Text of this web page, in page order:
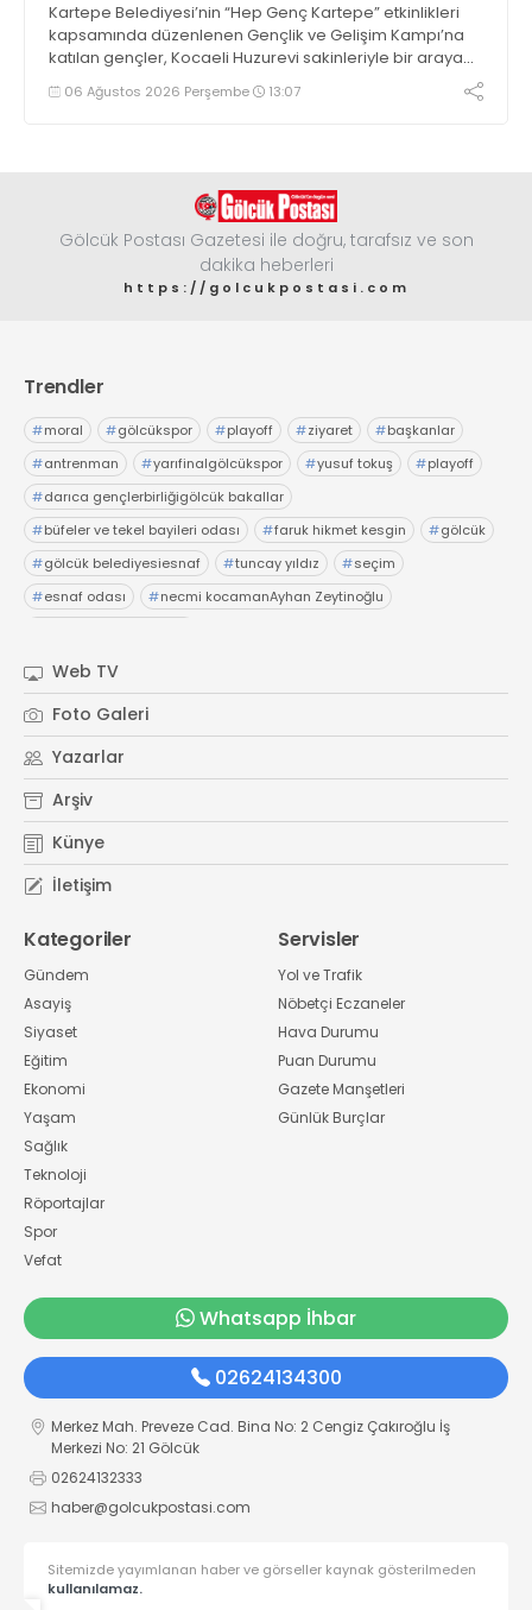
Kartepe Belediyesi’nin “Hep Genç Kartepe” etkinlikleri
kapsamında düzenlenen Gençlik ve Gelişim Kampı’na
katılan gençler, Kocaeli Huzurevi sakinleriyle bir araya
geldi06 Ağustos 2026 Perşembe 13:07
Gölcük Postası Gazetesi ile doğru, tarafsız ve son
dakika heberleri
https://golcukpostasi.com
Trendler
#moral #gölcükspor #playoff #ziyaret #başkanlar
#antrenman #yarıfinalgölcükspor #yusuf tokuş #playoff
#darıca gençlerbirliğigölcük bakallar
#büfeler ve tekel bayileri odası #faruk hikmet kesgin #gölcük
#gölcük belediyesiesnaf #tuncay yıldız #seçim
#esnaf odası #necmi kocamanAyhan Zeytinoğlu
Web TV
Foto Galeri
Yazarlar
Arşiv
Künye
İletişim
Kategoriler
Gündem
Asayiş
Siyaset
Eğitim
Ekonomi
Yaşam
Sağlık
Teknoloji
Röportajlar
Spor
Vefat
Servisler
Yol ve Trafik
Nöbetçi Eczaneler
Hava Durumu
Puan Durumu
Gazete Manşetleri
Günlük Burçlar
Whatsapp İhbar
02624134300
Merkez Mah. Preveze Cad. Bina No: 2 Cengiz Çakıroğlu İş
Merkezi No: 21 Gölcük
02624132333
haber@golcukpostasi.com
Sitemizde yayımlanan haber ve görseller kaynak gösterilmeden
kullanılamaz.